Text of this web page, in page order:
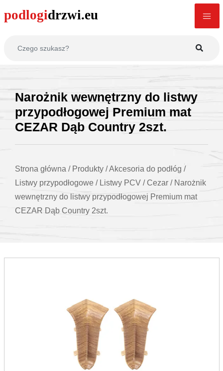
Narożnik wewnętrzny do listwy
przypodłogowej Premium mat
CEZAR Dąb Country 2szt.
Strona główna / Produkty /Akcesoria do podłóg /
Listwy przypodłogowe / Listwy PCV / Cezar / Narożnik
wewnętrzny do listwy przypodłogowej Premium mat
CEZAR Dąb Country 2szt.